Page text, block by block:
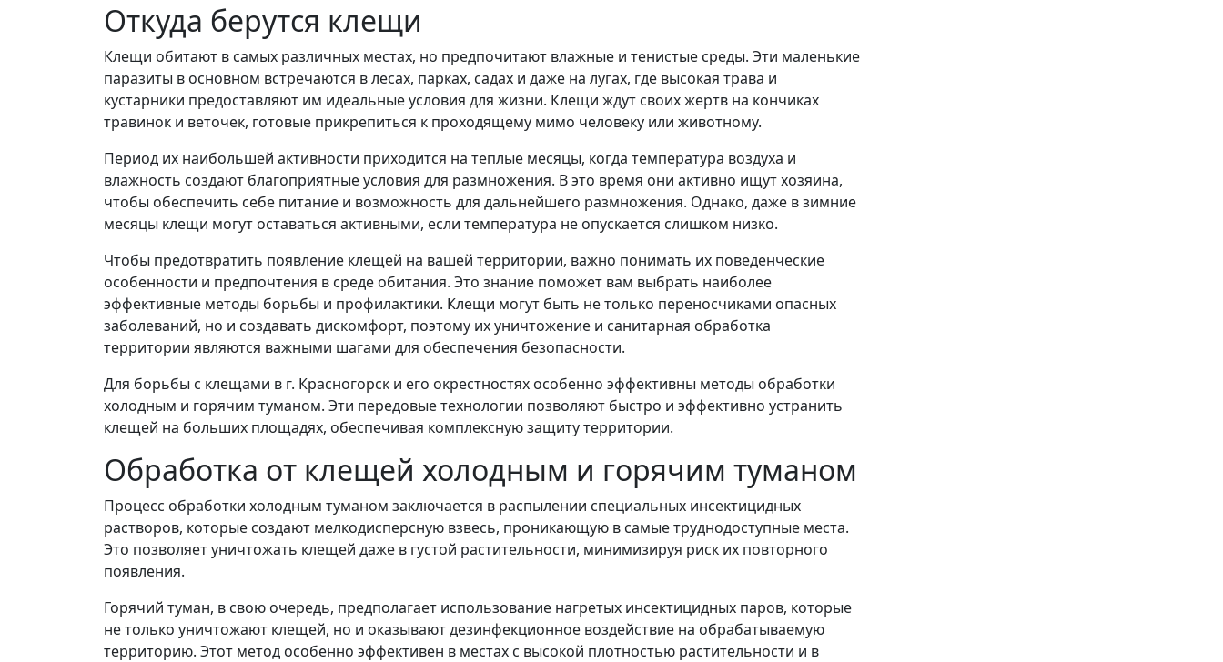
Откуда берутся клещи
Клещи обитают в самых различных местах, но предпочитают влажные и тенистые среды. Эти маленькие
паразиты в основном встречаются в лесах, парках, садах и даже на лугах, где высокая трава и
кустарники предоставляют им идеальные условия для жизни. Клещи ждут своих жертв на кончиках
травинок и веточек, готовые прикрепиться к проходящему мимо человеку или животному.
Период их наибольшей активности приходится на теплые месяцы, когда температура воздуха и
влажность создают благоприятные условия для размножения. В это время они активно ищут хозяина,
чтобы обеспечить себе питание и возможность для дальнейшего размножения. Однако, даже в зимние
месяцы клещи могут оставаться активными, если температура не опускается слишком низко.
Чтобы предотвратить появление клещей на вашей территории, важно понимать их поведенческие
особенности и предпочтения в среде обитания. Это знание поможет вам выбрать наиболее
эффективные методы борьбы и профилактики. Клещи могут быть не только переносчиками опасных
заболеваний, но и создавать дискомфорт, поэтому их уничтожение и санитарная обработка
территории являются важными шагами для обеспечения безопасности.
Для борьбы с клещами в г. Красногорск и его окрестностях особенно эффективны методы обработки
холодным и горячим туманом. Эти передовые технологии позволяют быстро и эффективно устранить
клещей на больших площадях, обеспечивая комплексную защиту территории.
Обработка от клещей холодным и горячим туманом
Процесс обработки холодным туманом заключается в распылении специальных инсектицидных
растворов, которые создают мелкодисперсную взвесь, проникающую в самые труднодоступные места.
Это позволяет уничтожать клещей даже в густой растительности, минимизируя риск их повторного
появления.
Горячий туман, в свою очередь, предполагает использование нагретых инсектицидных паров, которые
не только уничтожают клещей, но и оказывают дезинфекционное воздействие на обрабатываемую
территорию. Этот метод особенно эффективен в местах с высокой плотностью растительности и в